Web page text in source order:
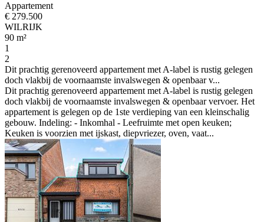
Appartement
€ 279.500
WILRIJK
90 m²
1
2
Dit prachtig gerenoveerd appartement met A-label is rustig gelegen
doch vlakbij de voornaamste invalswegen & openbaar v...
Dit prachtig gerenoveerd appartement met A-label is rustig gelegen
doch vlakbij de voornaamste invalswegen & openbaar vervoer. Het
appartement is gelegen op de 1ste verdieping van een kleinschalig
gebouw. Indeling: - Inkomhal - Leefruimte met open keuken;
Keuken is voorzien met ijskast, diepvriezer, oven, vaat...